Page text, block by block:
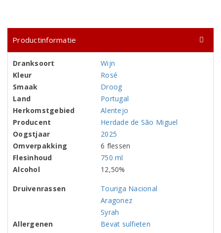
Productinformatie
Dranksoort
Wijn
Kleur
Rosé
Smaak
Droog
Land
Portugal
Herkomstgebied
Alentejo
Producent
Herdade de São Miguel
Oogstjaar
2025
Omverpakking
6 flessen
Flesinhoud
750 ml
Alcohol
12,50%
Druivenrassen
Touriga Nacional
Aragonez
Syrah
Allergenen
Bevat sulfieten